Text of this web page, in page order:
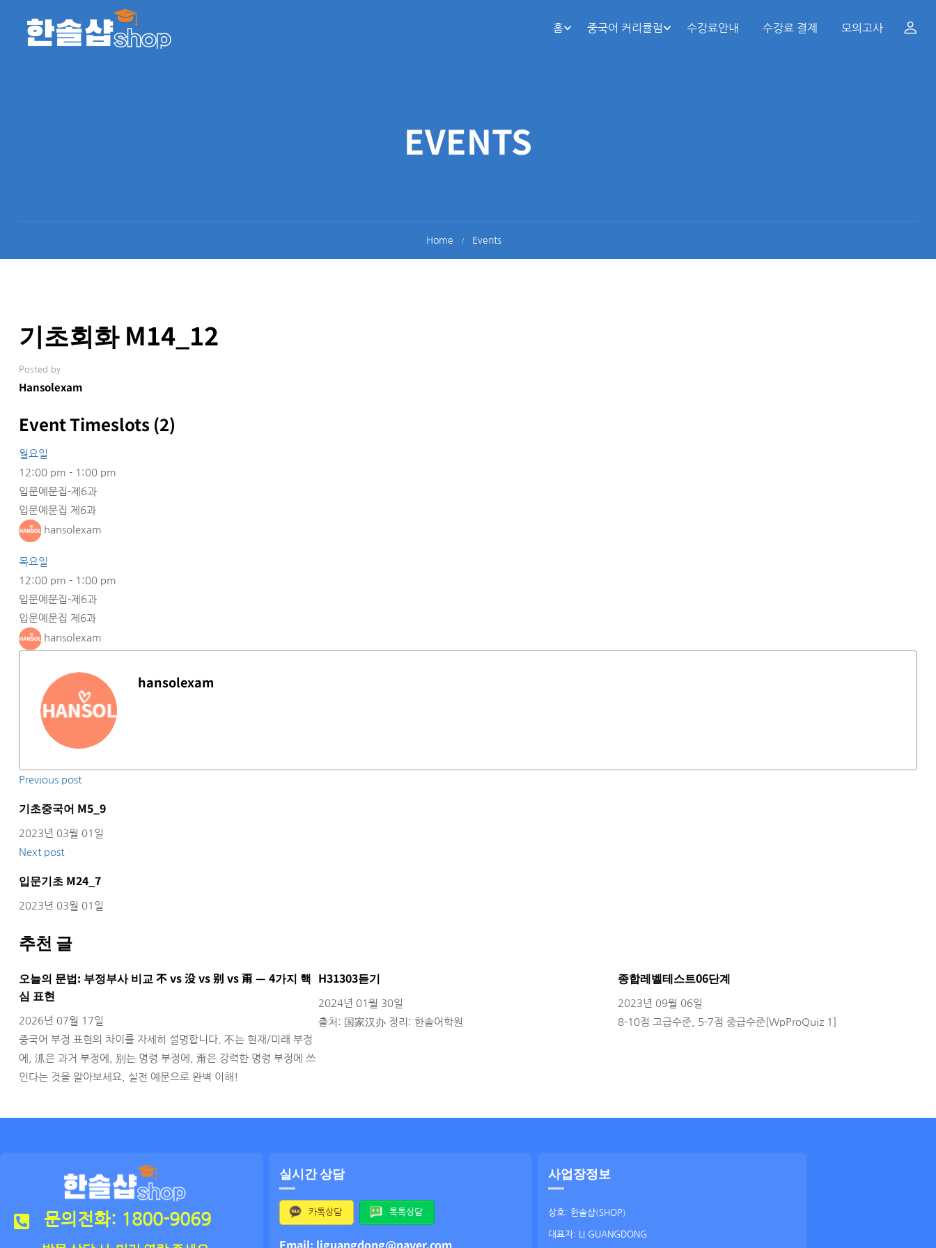
홈 중국어 커리큘럼 수강료안내 수강료 결제 모의고사
EVENTS
Home Events
기초회화 M14_12
Posted by
Hansolexam
Event Timeslots (2)
월요일
12:00 pm - 1:00 pm
입문예문집-제6과
입문예문집 제6과
hansolexam
목요일
12:00 pm - 1:00 pm
입문예문집-제6과
입문예문집 제6과
hansolexam
hansolexam
Previous post
기초중국어 M5_9
2023년 03월 01일
Next post
입문기초 M24_7
2023년 03월 01일
추천 글
오늘의 문법: 부정부사 비교 不 vs 没 vs 别 vs 甭 — 4가지 핵
심 표현
2026년 07월 17일
중국어 부정 표현의 차이를 자세히 설명합니다. 不는 현재/미래 부정
에, 沠은 과거 부정에, 别는 명령 부정에, 甭은 강력한 명령 부정에 쓰
인다는 것을 알아보세요. 실전 예문으로 완벽 이해!
H31303듣기
2024년 01월 30일
출처: 国家汉办 정리: 한솔어학원
종합레벨테스트06단계
2023년 09월 06일
8-10점 고급수준, 5-7점 중급수준[WpProQuiz 1]
문의전화: 1800-9069
실시간 상담
카톡상담 톡톡상담
Email: liguangdong@naver.com
사업장정보
상호: 한솔샵(SHOP)
대표자: LI GUANGDONG